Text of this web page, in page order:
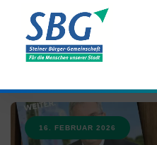
16. FEBRUAR 2026